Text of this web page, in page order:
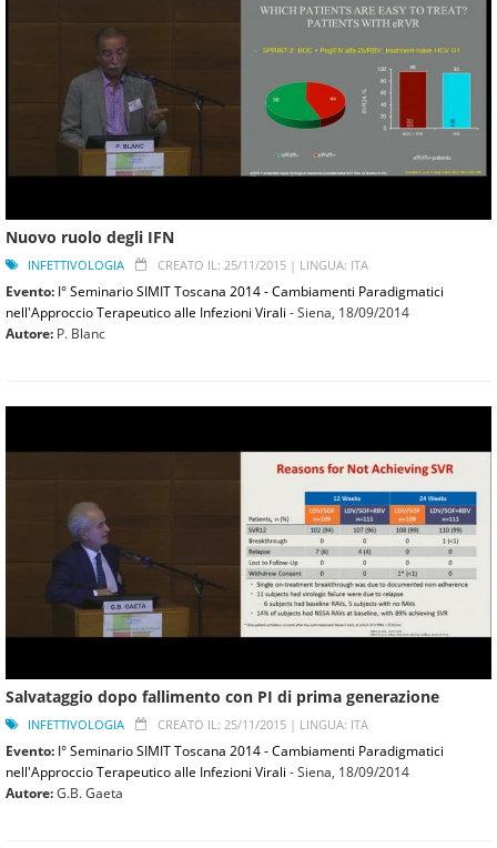
Nuovo ruolo degli IFN
INFETTIVOLOGIA CREATO IL: 25/11/2015 | LINGUA: ITA
Evento: I° Seminario SIMIT Toscana 2014 - Cambiamenti Paradigmatici
nell'Approccio Terapeutico alle Infezioni Virali - Siena, 18/09/2014
Autore: P. Blanc
Salvataggio dopo fallimento con PI di prima generazione
INFETTIVOLOGIA CREATO IL: 25/11/2015 | LINGUA: ITA
Evento: I° Seminario SIMIT Toscana 2014 - Cambiamenti Paradigmatici
nell'Approccio Terapeutico alle Infezioni Virali - Siena, 18/09/2014
Autore:G.B. Gaeta